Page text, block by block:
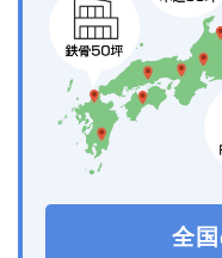
全